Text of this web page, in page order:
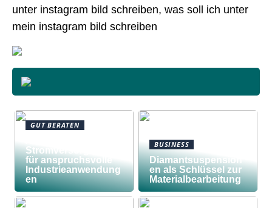
unter instagram bild schreiben, was soll ich unter
mein instagram bild schreiben
GUT BERATEN
Stromversorgungen
für anspruchsvolle
Industrieanwendung
en
BUSINESS
Diamantsuspension
en als Schlüssel zur
Materialbearbeitung